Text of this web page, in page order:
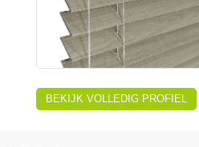
BEKIJK VOLLEDIG PROFIEL